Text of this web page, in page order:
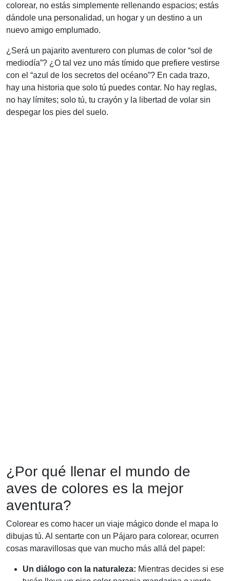
colorear, no estás simplemente rellenando espacios; estás
dándole una personalidad, un hogar y un destino a un
nuevo amigo emplumado.
¿Será un pajarito aventurero con plumas de color “sol de
mediodía”? ¿O tal vez uno más tímido que prefiere vestirse
con el “azul de los secretos del océano”? En cada trazo,
hay una historia que solo tú puedes contar. No hay reglas,
no hay límites; solo tú, tu crayón y la libertad de volar sin
despegar los pies del suelo.
¿Por qué llenar el mundo de
aves de colores es la mejor
aventura?
Colorear es como hacer un viaje mágico donde el mapa lo
dibujas tú. Al sentarte con un Pájaro para colorear, ocurren
cosas maravillosas que van mucho más allá del papel:
Un diálogo con la naturaleza: Mientras decides si ese